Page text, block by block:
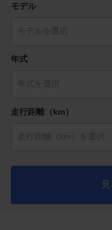
モデル
年式
走行距離（km）